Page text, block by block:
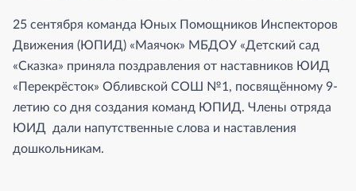
25 сентября команда Юных Помощников Инспекторов
Движения (ЮПИД) «Маячок» МБДОУ «Детский сад
«Сказка» приняла поздравления от наставников ЮИД
«Перекрёсток» Обливской СОШ №1, посвящённому 9-
летию со дня создания команд ЮПИД. Члены отряда
ЮИД дали напутственные слова и наставления
дошкольникам.